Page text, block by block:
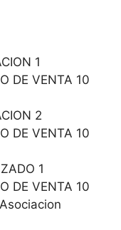
1
DE VENTA 10
2
DE VENTA 10
1
DE VENTA 10